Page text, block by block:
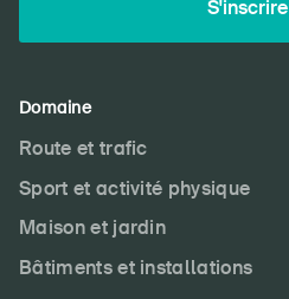
S'inscrire
Domaine
Route et trafic
Sport et activité physique
Maison et jardin
Bâtiments et installations